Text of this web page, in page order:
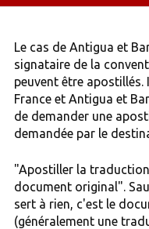
Le cas de Antigua et
signataire de la
peuvent être apostillés.
France et Antigua et
de demander une
demandée par le
"Apostiller la
document original".
sert à rien, c'est le
(généralement une